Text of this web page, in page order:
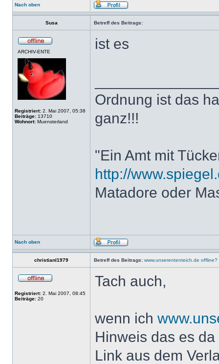
Nach oben
Susa Betreff des Beitrags:
ARCHIV-ENTE
Registriert: 2. Mai 2007, 05:38
Beiträge: 13710
Wohnort: Muensterland
ist es
Ordnung ist das
ganz!!!
"Ein Amt mit
http://
Matadore oder
Nach oben
christianl1979 Betreff des Beitrags: www.unserententeich.de offline?
Registriert: 2. Mai 2007, 08:45
Beiträge: 20
Tach auch,
wenn ich
Hinweis das es
Link aus dem